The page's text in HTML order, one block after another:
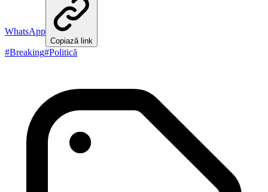
WhatsApp
Copiază link
#Breaking#Politică